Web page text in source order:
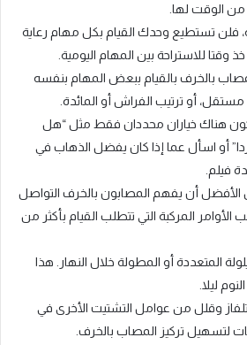
من الوقت لها.
فلن تستطيع وحدك القيام بكل مهام رعاية
للاستراحة بين المهام اليومية.
بالخرف بالقيام ببعض المهام بنفسه
أو ترتيب الفراش أو المائدة.
هناك خياران محددان فقط مثل “هل
أو اسأل عما إذا كان يفضل الذهاب في
فيلم.
أن يفهم المصابون بالخرف التواصل
المركبة التي تتطلب القيام بأكثر من
المتعددة أو المطولة خلال النهار. هذا
ليلا.
وقلل من عوامل التشتيت الأخرى في
لتسهيل تركيز المصاب بالخرف.